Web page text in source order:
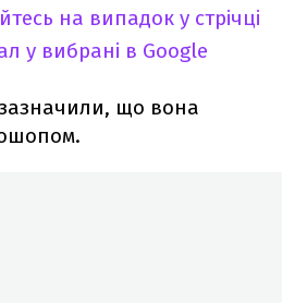
на випадок у стрічці
у вибрані в Google
що вона